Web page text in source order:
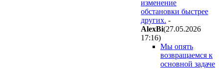
изменение
обстановки быстрее
других. -
AlexBi(27.05.2026
17:16)
Мы опять
возвращаемся к
основной задаче